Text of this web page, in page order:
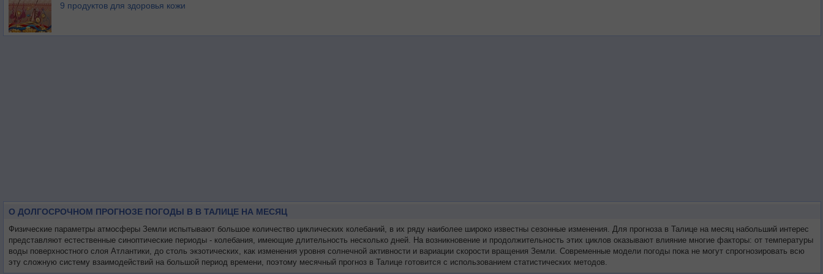
9 продуктов для здоровья кожи
О ДОЛГОСРОЧНОМ ПРОГНОЗЕ ПОГОДЫ В В ТАЛИЦЕ НА МЕСЯЦ
Физические параметры атмосферы Земли испытывают большое количество циклических колебаний, в их ряду наиболее широко известны сезонные изменения. Для прогноза в Талице на месяц набольший интерес
представляют естественные синоптические периоды - колебания, имеющие длительность несколько дней. На возникновение и продолжительность этих циклов оказывают влияние многие факторы: от температуры
воды поверхностного слоя Атлантики, до столь экзотических, как изменения уровня солнечной активности и вариации скорости вращения Земли. Современные модели погоды пока не могут спрогнозировать всю
эту сложную систему взаимодействий на большой период времени, поэтому месячный прогноз в Талице готовится с использованием статистических методов.